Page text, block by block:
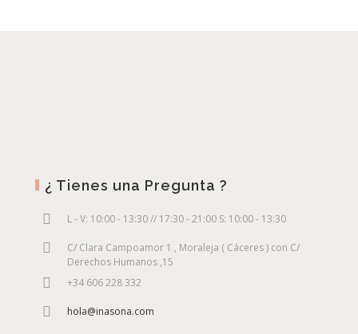
¿ Tienes una Pregunta ?
L - V: 10:00 - 13:30 // 17:30 - 21:00 S: 10:00 - 13:30
C/ Clara Campoamor 1 , Moraleja ( Cáceres ) con C/
Derechos Humanos ,15
+34 606 228 332
hola@inasona.com